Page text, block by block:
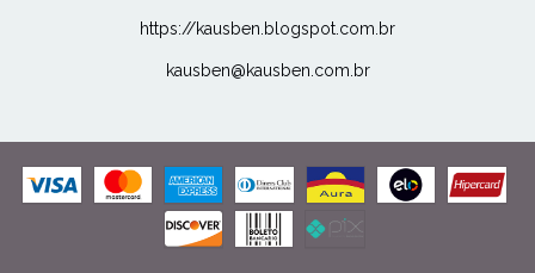
https://kausben.blogspot.com.br
kausben@kausben.com.br